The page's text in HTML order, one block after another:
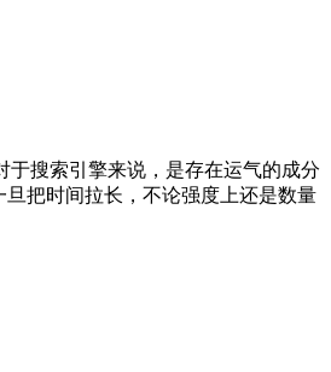
搜索引擎来说，是存在运气的成分
把时间拉长，不论强度上还是数量